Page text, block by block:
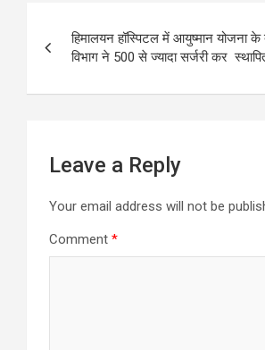
o
o
k
A
p
p
navigation
हिमालयन हॉस्पिटल में आयुष्मान योजना के
विभाग ने 500 से ज्यादा सर्जरी कर
Leave a Reply
Your email address will not be
Comment *